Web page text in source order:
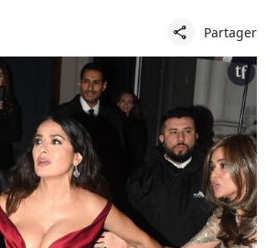
share Partager